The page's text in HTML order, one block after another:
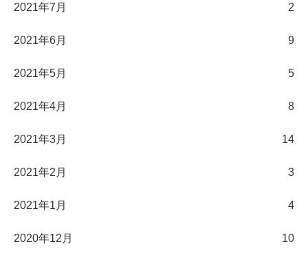
2021年7月 2
2021年6月 9
2021年5月 5
2021年4月 8
2021年3月 14
2021年2月 3
2021年1月 4
2020年12月 10